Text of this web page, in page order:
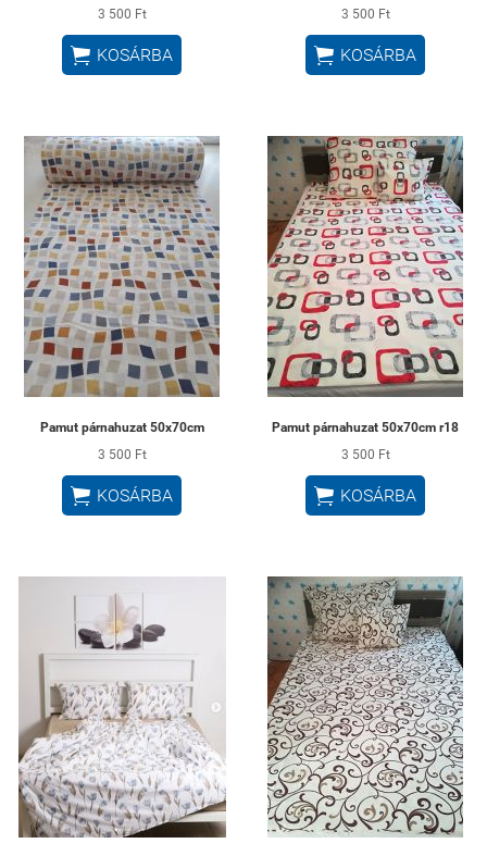
3 500 Ft
 KOSÁRBA
3 500 Ft
 KOSÁRBA
Pamut párnahuzat 50x70cm
3 500 Ft
 KOSÁRBA
Pamut párnahuzat 50x70cm r18
3 500 Ft
 KOSÁRBA